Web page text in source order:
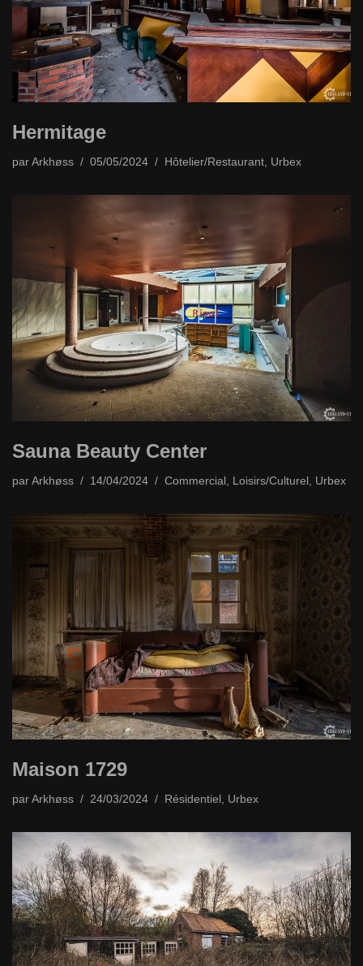
Hermitage
par Arkhøss 05/05/2024 Hôtelier/Restaurant, Urbex
Sauna Beauty Center
par Arkhøss 14/04/2024 Commercial Loisirs/Culturel Urbex
Maison 1729
par Arkhøss 24/03/2024 Résidentiel , Urbex